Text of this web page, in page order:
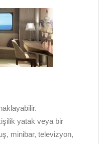
yatak veya bir
minibar, televizyon,